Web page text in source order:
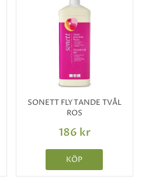
SONETT FLYTANDE TVÅL
ROS
186 kr
KÖP